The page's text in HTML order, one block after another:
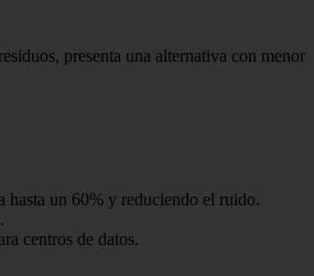
presenta una alternativa con menor
hasta un 60% y reduciendo el ruido.
centros de datos.